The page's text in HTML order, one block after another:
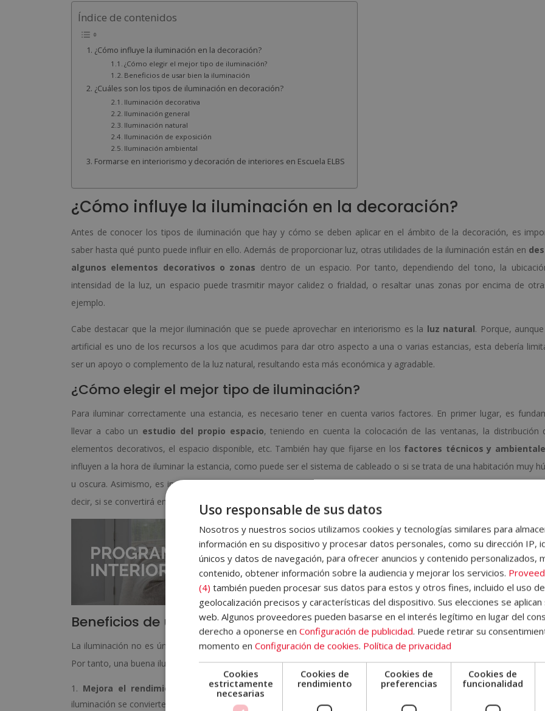
Índice de contenidos
¿Cómo influye la iluminación en la decoración?
¿Cómo elegir el mejor tipo de iluminación?
Beneficios de usar bien la iluminación
¿Cuáles son los tipos de iluminación en decoración?
Iluminación decorativa
Iluminación general
Iluminación natural
Iluminación de exposición
Iluminación ambiental
Formarse en interiorismo y decoración de interiores en Escuela ELBS
¿Cómo influye la iluminación en la decoración?
Antes de conocer los tipos de iluminación que hay y cómo se deben aplicar en el ámbito de la decoración, es
saber hasta qué punto puede influir en ello. Además de proporcionar luz, otras utilidades de la iluminación están en
algunos elementos decorativos o zonas dentro de un espacio. Por tanto, dependiendo del tono, la
intensidad de la luz, un espacio puede trasmitir mayor calidez o frialdad, o resaltar unas zonas por encima de
ejemplo.
Cabe destacar que la mejor iluminación que se puede aprovechar en interiorismo es la luz natural. Porque,
artificial es uno de los recursos a los que acudimos para dar otro aspecto a una o varias estancias, esta debería
ser un apoyo o complemento de la luz natural, resultando esta más económica y agradable.
¿Cómo elegir el mejor tipo de iluminación?
Para iluminar correctamente una estancia, es necesario tener en cuenta varios factores. En primer lugar, es
llevar a cabo un estudio del propio espacio, teniendo en cuenta la colocación de las ventanas, la distribución
elementos decorativos, el espacio disponible, etc. También hay que fijarse en los factores técnicos y
influyen a la hora de iluminar la estancia, como puede ser el sistema de cableado o si se trata de una habitación muy
u oscura. Asimismo, es imprescindible saber o prever qué
decir, si se convertirá en una sala de estar o en un dormitorio, por ejemplo.
Beneficios de usar bien la iluminación
La iluminación no es únicamente decorativa. En realidad, la luz es muy importante e influye en cómo percibimos el
Por tanto, una buena iluminación proporciona estas ventajas:
Mejora el rendimiento en las actividades
. Cuando se trata de cocinar, leer, coser, hacer ejercicio en
iluminación se convierte en un recurso indispensable para poder llevar a cabo dicha actividad con total comodidad.
Uso responsable de sus datos
Nosotros y nuestros socios utilizamos cookies y tecnologías similares para
información en su dispositivo y procesar datos personales, como su dirección IP,
únicos y datos de navegación, para ofrecer anuncios y contenido personalizados,
contenido, obtener información sobre la audiencia y mejorar los servicios.
(4) también pueden procesar sus datos para estos y otros fines, incluido el uso
geolocalización precisos y características del dispositivo. Sus elecciones se
web. Algunos proveedores pueden basarse en el interés legítimo en lugar del
derecho a oponerse en Configuración de publicidad. Puede retirar su
momento en Configuración de cookies. Política de privacidad
Cookies
estrictamente
necesarias
Cookies de
rendimiento
Cookies de
preferencias
Cookies de
funcionalidad